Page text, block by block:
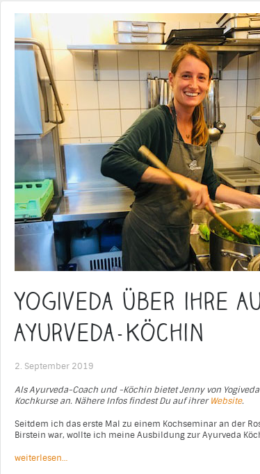
Yogiveda über ihre
Ayurveda-Köchin
2. September 2019
Als Ayurveda-Coach und -Köchin bietet Jenny von
Kochkurse an. Nähere Infos findest Du auf ihrerWebsite.
Seitdem ich das erste Mal zu einem Kochseminar an der
Birstein war, wollte ich meine Ausbildung zur Ayurveda
weiterlesen…